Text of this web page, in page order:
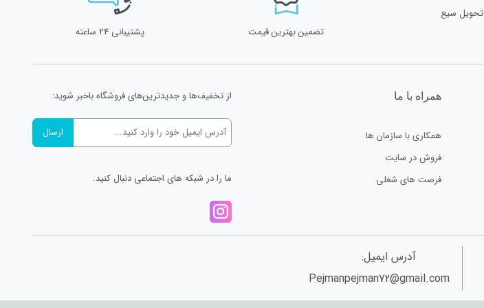
تحویل سیع
تضمین بهترین قیمت
پشتیبانی 24 ساعته
همراه با ما
همکاری با سازمان ها
فروش در سایت
فرصت های شغلی
از تخفیف‌ها و جدیدترین‌های فروشگاه باخبر شوید:
ما را در شبکه های اجتماعی دنبال کنید.
آدرس ایمیل:
Pejmanpejman72@gmail.com